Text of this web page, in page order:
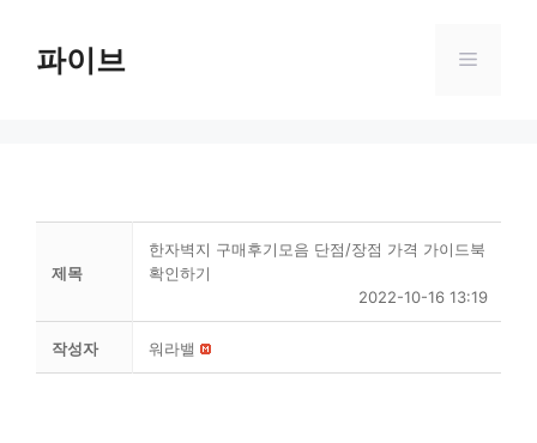
content파이브 Menu
제목
한자벽지 구매후기모음 단점/장점 가격 가이드북
확인하기
2022-10-16 13:19
작성자 워라밸